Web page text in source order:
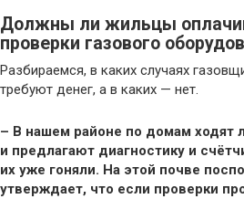
Должны ли жильцы
проверки газового
Разбираемся, в каких случаях
требуют денег, а в каких — нет.
– В нашем районе по домам ходят
и предлагают диагностику и
их уже гоняли. На этой почве
утверждает, что если проверки